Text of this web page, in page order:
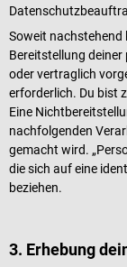
Soweit nachstehend
Bereitstellung deiner
oder vertraglich
erforderlich. Du bist
Eine
nachfolgenden
gemacht wird.
die sich auf eine
beziehen.
3. Erhebung